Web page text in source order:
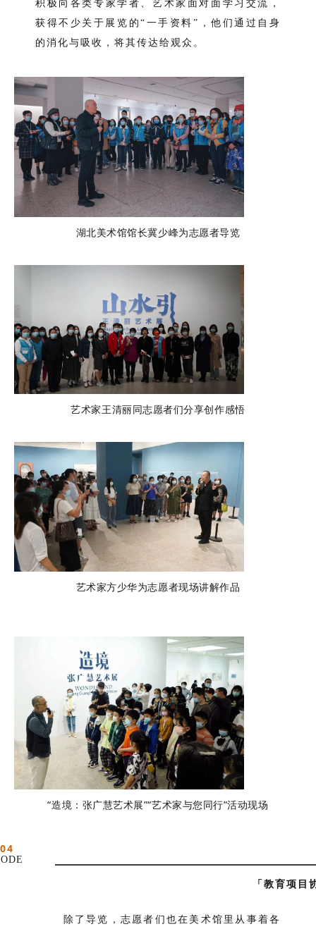
积极向各类专家学者、艺术家面对面学习交流，
获得不少关于展览的“一手资料”，他们通过自身
的消化与吸收，将其传达给观众。
湖北美术馆馆长冀少峰为志愿者导览
艺术家王清丽同志愿者们分享创作感悟
艺术家方少华为志愿者现场讲解作品
“造境：张广慧艺术展”“艺术家与您同行”活动现场
04
「教育项目
除了导览，志愿者们也在美术馆里从事着各